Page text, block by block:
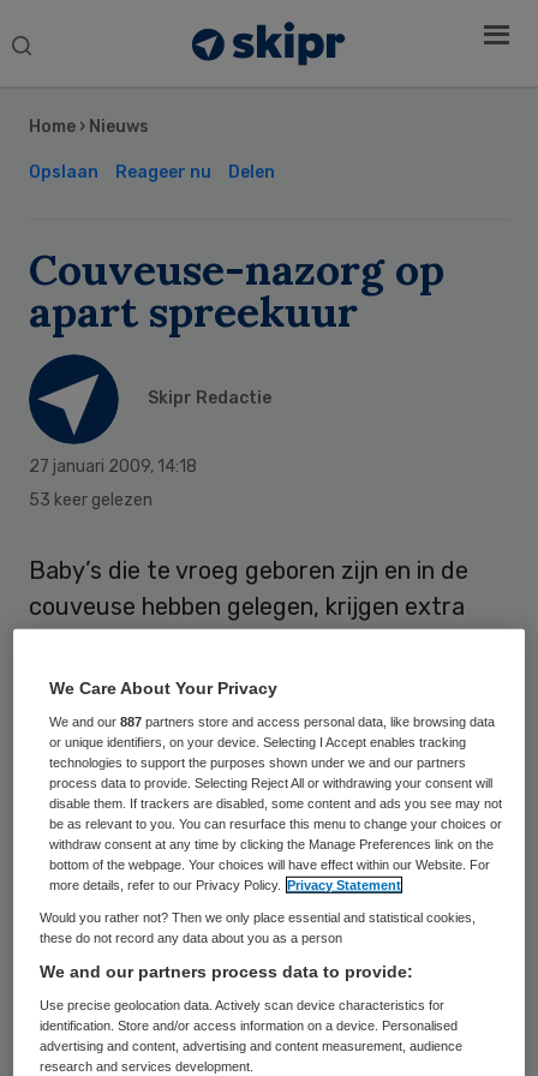
Search
Home › Nieuws
Opslaan Reageer nu Delen
Couveuse-nazorg op
apart spreekuur
Skipr Redactie
27 januari 2009, 14:18
53 keer gelezen
Baby’s die te vroeg geboren zijn en in de
couveuse hebben gelegen, krijgen extra
nazorgbureau in Ede, dat vrijdag 30 januari
begint. Het bureau is een initiatief van
thuiszorgorganisatie Kruiswerk West
Veluwe en ziekenhuis Gelderse Vallei. Eens
per twee weken houdt het couveuse-
nazorgbureau een spreekuur op de
polikliniek van het ziekenhuis.
Kinderen die te vroeg geboren zijn moeten
volgens de initiatiefnemers vaak een
Sidebar
We Care About Your Privacy
We and our887 partners store and access personal data, like browsing data
or unique identifiers, on your device. Selecting I Accept enables tracking
technologies to support the purposes shown under we and our partners
process data to provide. Selecting Reject All or withdrawing your consent will
disable them. If trackers are disabled, some content and ads you see may not
be as relevant to you. You can resurface this menu to change your choices or
withdraw consent at any time by clicking the Manage Preferences link on the
bottom of the webpage. Your choices will have effect within our Website. For
more details, refer to our Privacy Policy.
Privacy Statement
Would you rather not? Then we only place essential and statistical cookies,
these do not record any data about you as a person
We and our partners process data to provide:
Use precise geolocation data. Actively scan device characteristics for
identification. Store and/or access information on a device. Personalised
advertising and content, advertising and content measurement, audience
research and services development.